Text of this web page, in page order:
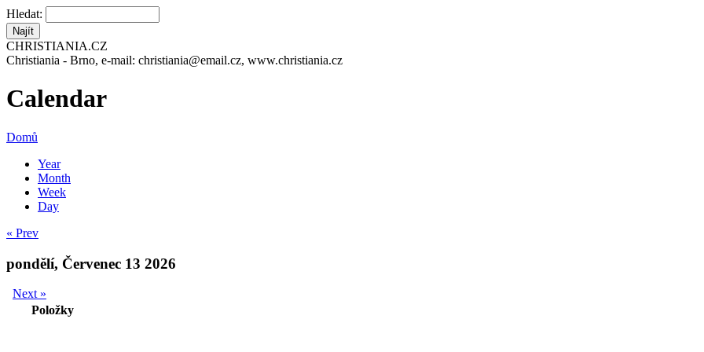
Hledat:
CHRISTIANIA.CZ
Christiania - Brno, e-mail: christiania@email.cz, www.christiania.cz
Calendar
Domů
Year
Month
Week
Day
« Prev
pondělí, Červenec 13 2026
Next »
Položky